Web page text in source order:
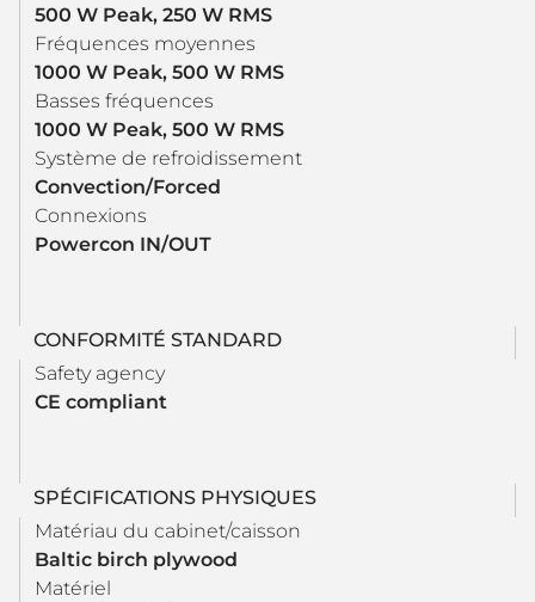
500 W Peak, 250 W RMS
Fréquences moyennes
1000 W Peak, 500 W RMS
Basses fréquences
1000 W Peak, 500 W RMS
Système de refroidissement
Convection/Forced
Connexions
Powercon IN/OUT
CONFORMITÉ STANDARD
Safety agency
CE compliant
SPÉCIFICATIONS PHYSIQUES
Matériau du cabinet/caisson
Baltic birch plywood
Matériel